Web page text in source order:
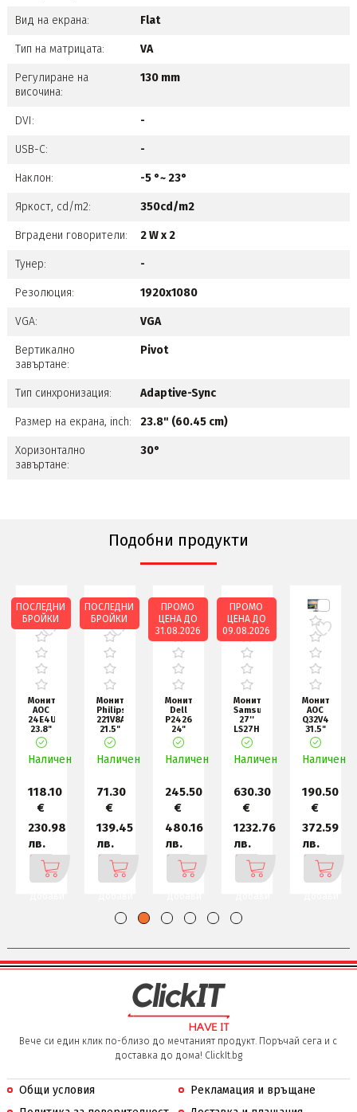
Вид на екрана: Flat
Тип на матрицата: VA
Регулиране на
височина:
130 mm
DVI: -
USB-C: -
Наклон: -5 °~ 23°
Яркост, cd/m2: 350cd/m2
Вградени говорители: 2 W x 2
Тунер: -
Резолюция: 1920x1080
VGA: VGA
Вертикално
завъртане:
Pivot
Тип синхронизация: Adaptive-Sync
Размер на екрана, inch: 23.8" (60.45 cm)
Хоризонтално
завъртане:
30°
Подобни продукти
Монитор
AOC
24E4U,
23.8"
IPS
WLED,
1920x1080@120Hz
Наличен
118.10
€
230.98
лв.
ПОСЛЕДНИ
БРОЙКИ
Монитор
Philips
221V8A/00,
21.5"
VA
WLED,
1920x108
Наличен
71.30
€
139.45
лв.
ПОСЛЕДНИ
БРОЙКИ
Монитор
Dell
P2426HE,
24"
FULL
HD
Flat
Наличен
245.50
€
480.16
лв.
ПРОМО
ЦЕНА ДО
31.08.2026
Монитор
Samsung
27''
LS27HG806SU
Odyssey
IPS
G8 5K
Наличен
630.30
€
1232.76
лв.
ПРОМО
ЦЕНА ДО
09.08.2026
Монитор
AOC
Q32V4,
31.5"
IPS
WLED,
Наличен
190.50
€
372.59
лв.
Вече си един клик по-близо до мечтаният продукт. Поръчай сега и с
доставка до дома! ClickIt.bg
Общи условия
Рекламация и връщане